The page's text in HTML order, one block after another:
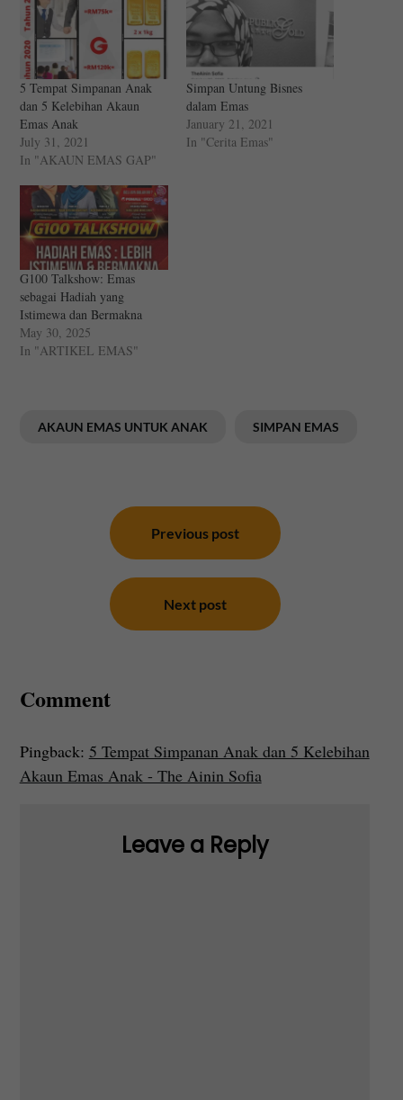
5 Tempat Simpanan Anak
dan 5 Kelebihan Akaun
Emas Anak
July 31, 2021
In "AKAUN EMAS GAP"
Simpan Untung Bisnes
dalam Emas
January 21, 2021
In "Cerita Emas"
G100 Talkshow: Emas
sebagai Hadiah yang
Istimewa dan Bermakna
May 30, 2025
In "ARTIKEL EMAS"
AKAUN EMAS UNTUK ANAK SIMPAN EMAS
Previous post
Next post
Comment
Pingback: 5 Tempat Simpanan Anak dan 5 Kelebihan
Akaun Emas Anak - The Ainin Sofia
Leave a Reply